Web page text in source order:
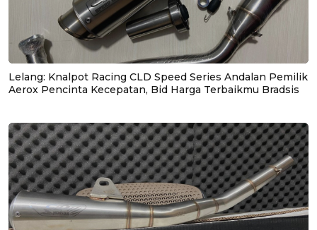
Lelang: Knalpot Racing CLD Speed Series Andalan Pemilik
Aerox Pencinta Kecepatan, Bid Harga Terbaikmu Bradsis